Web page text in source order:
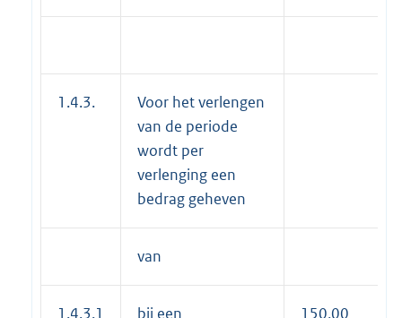
1.4.3.
Voor het verlengen
van de periode
wordt per
verlenging een
bedrag geheven
van
1.4.3.1 bij een 150,00